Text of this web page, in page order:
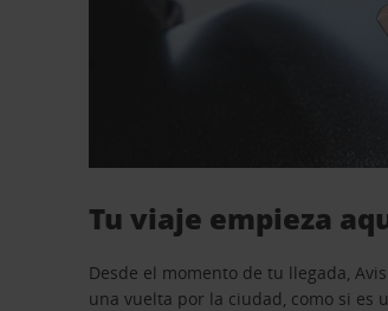
Tu viaje empieza
Desde el momento de tu llegada,
una vuelta por la ciudad, como si es